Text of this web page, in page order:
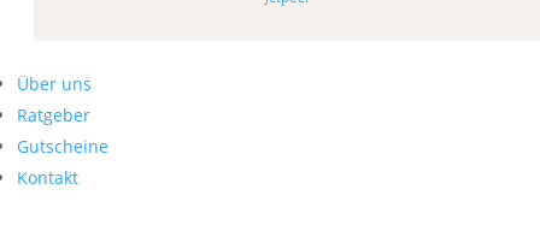
Über uns
Ratgeber
Gutscheine
Kontakt